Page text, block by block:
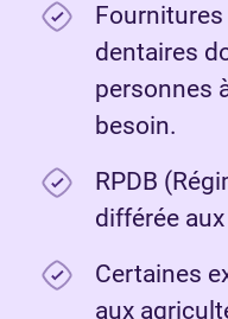
dentaires
personnes
besoin.
RPDB
différée
Certaines
aux